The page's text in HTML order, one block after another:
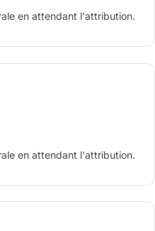
en attendant l'attribution.
en attendant l'attribution.